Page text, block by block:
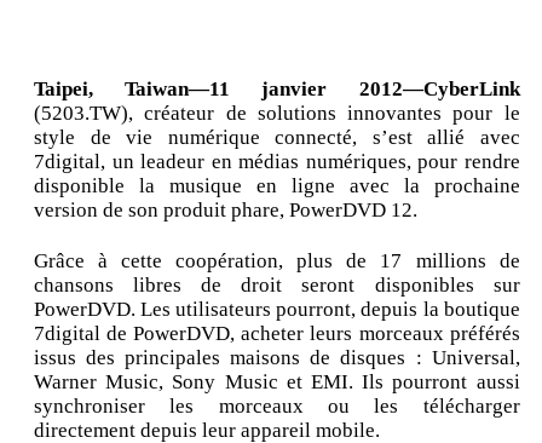
Taipei, Taiwan—11 janvier 2012—CyberLink
(5203.TW), créateur de solutions innovantes pour le
style de vie numérique connecté, s’est allié avec
7digital, un leadeur en médias numériques, pour rendre
disponible la musique en ligne avec la prochaine
version de son produit phare, PowerDVD 12.
Grâce à cette coopération, plus de 17 millions de
chansons libres de droit seront disponibles sur
PowerDVD. Les utilisateurs pourront, depuis la boutique
7digital de PowerDVD, acheter leurs morceaux préférés
issus des principales maisons de disques : Universal,
Warner Music, Sony Music et EMI. Ils pourront aussi
synchroniser les morceaux ou les télécharger
directement depuis leur appareil mobile.